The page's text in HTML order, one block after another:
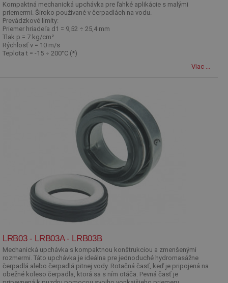
Kompaktná mechanická upchávka pre ľahké aplikácie s malými
priemermi. Široko používané v čerpadlách na vodu.
Prevádzkové limity:
Priemer hriadeľa d1 = 9,52 ÷ 25,4 mm
Tlak p = 7 kg/cm²
Rýchlosť v = 10 m/s
Teplota t = -15 ÷ 200°C (*)
Viac ...
LRB03 - LRB03A - LRB03B
Mechanická upchávka s kompaktnou konštrukciou a zmenšenými
rozmermi. Táto upchávka je ideálna pre jednoduché hydromasážne
čerpadlá alebo čerpadlá pitnej vody. Rotačná časť, keď je pripojená na
obežné koleso čerpadla, ktorá sa s ním otáča. Pevná časť je